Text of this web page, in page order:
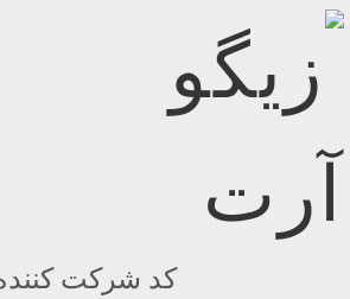
کد شرکت